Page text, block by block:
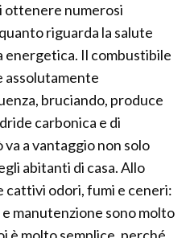
ottenere numerosi
riguarda la salute
Il combustibile
assolutamente
bruciando, produce
carbonica e di
a vantaggio non solo
abitanti di casa. Allo
cattivi odori, fumi e ceneri:
manutenzione sono molto